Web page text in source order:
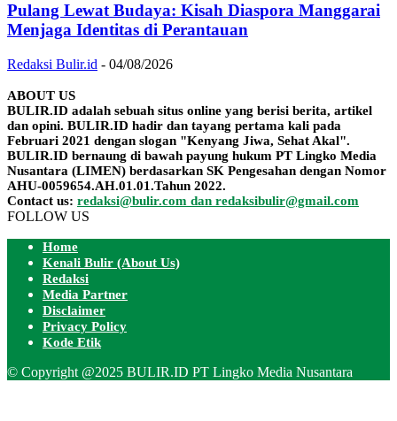
Pulang Lewat Budaya: Kisah Diaspora Manggarai
Menjaga Identitas di Perantauan
Redaksi Bulir.id - 04/08/2026
ABOUT US
BULIR.ID adalah sebuah situs online yang berisi berita, artikel
dan opini. BULIR.ID hadir dan tayang pertama kali pada
Februari 2021 dengan slogan "Kenyang Jiwa, Sehat Akal".
BULIR.ID bernaung di bawah payung hukum PT Lingko Media
Nusantara (LIMEN) berdasarkan SK Pengesahan dengan Nomor
AHU-0059654.AH.01.01.Tahun 2022.
Contact us: redaksi@bulir.com dan redaksibulir@gmail.com
FOLLOW US
Home
Kenali Bulir (About Us)
Redaksi
Media Partner
Disclaimer
Privacy Policy
Kode Etik
© Copyright @2025 BULIR.ID PT Lingko Media Nusantara